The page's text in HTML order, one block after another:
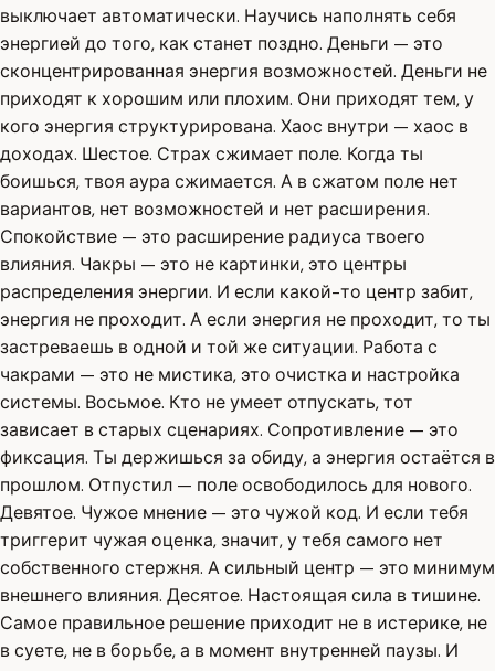
выключает автоматически. Научись наполнять себя
энергией до того, как станет поздно. Деньги — это
сконцентрированная энергия возможностей. Деньги не
приходят к хорошим или плохим. Они приходят тем, у
кого энергия структурирована. Хаос внутри — хаос в
доходах. Шестое. Страх сжимает поле. Когда ты
боишься, твоя аура сжимается. А в сжатом поле нет
вариантов, нет возможностей и нет расширения.
Спокойствие — это расширение радиуса твоего
влияния. Чакры — это не картинки, это центры
распределения энергии. И если какой-то центр забит,
энергия не проходит. А если энергия не проходит, то ты
застреваешь в одной и той же ситуации. Работа с
чакрами — это не мистика, это очистка и настройка
системы. Восьмое. Кто не умеет отпускать, тот
зависает в старых сценариях. Сопротивление — это
фиксация. Ты держишься за обиду, а энергия остаётся в
прошлом. Отпустил — поле освободилось для нового.
Девятое. Чужое мнение — это чужой код. И если тебя
триггерит чужая оценка, значит, у тебя самого нет
собственного стержня. А сильный центр — это минимум
внешнего влияния. Десятое. Настоящая сила в тишине.
Самое правильное решение приходит не в истерике, не
в суете, не в борьбе, а в момент внутренней паузы. И